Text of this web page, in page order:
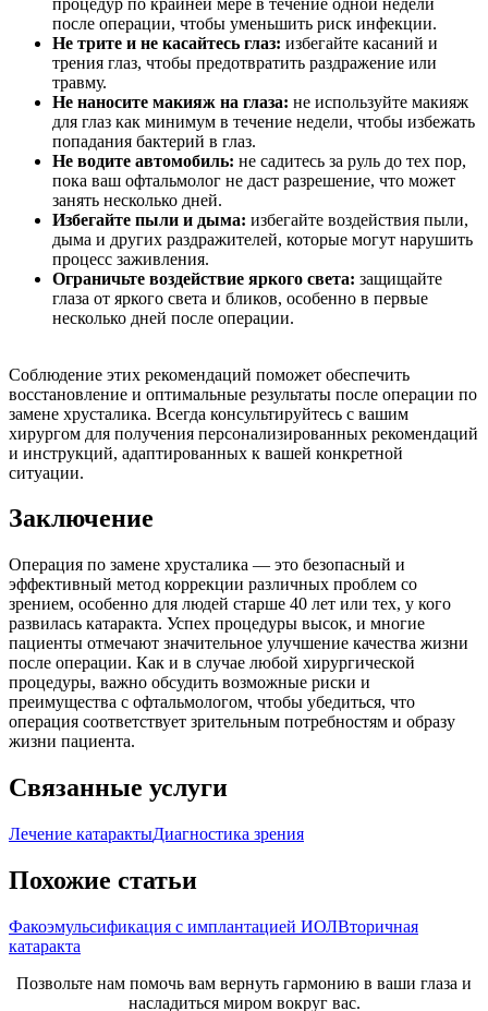
после операции, чтобы уменьшить риск инфекции.
Не трите и не касайтесь глаз: избегайте касаний и
трения глаз, чтобы предотвратить раздражение или
травму.
Не наносите макияж на глаза: не используйте макияж
для глаз как минимум в течение недели, чтобы избежать
попадания бактерий в глаз.
Не водите автомобиль: не садитесь за руль до тех пор,
пока ваш офтальмолог не даст разрешение, что может
занять несколько дней.
Избегайте пыли и дыма: избегайте воздействия пыли,
дыма и других раздражителей, которые могут нарушить
процесс заживления.
Ограничьте воздействие яркого света: защищайте
глаза от яркого света и бликов, особенно в первые
несколько дней после операции.
Соблюдение этих рекомендаций поможет обеспечить
восстановление и оптимальные результаты после операции по
замене хрусталика. Всегда консультируйтесь с вашим
хирургом для получения персонализированных рекомендаций
и инструкций, адаптированных к вашей конкретной
ситуации.
Заключение
Операция по замене хрусталика — это безопасный и
эффективный метод коррекции различных проблем со
зрением, особенно для людей старше 40 лет или тех, у кого
развилась катаракта. Успех процедуры высок, и многие
пациенты отмечают значительное улучшение качества жизни
после операции. Как и в случае любой хирургической
процедуры, важно обсудить возможные риски и
преимущества с офтальмологом, чтобы убедиться, что
операция соответствует зрительным потребностям и образу
жизни пациента.
Связанные услуги
Лечение катарактыДиагностика зрения
Похожие статьи
Факоэмульсификация с имплантацией ИОЛВторичная
катаракта
Позвольте нам помочь вам вернуть гармонию в ваши глаза и
насладиться миром вокруг вас.